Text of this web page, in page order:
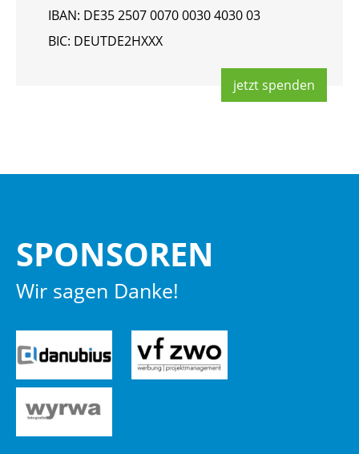
IBAN: DE35 2507 0070 0030 4030 03
BIC: DEUT­DE2HXXX
jetzt spen­den
SPON­SO­REN
Wir sagen Danke!